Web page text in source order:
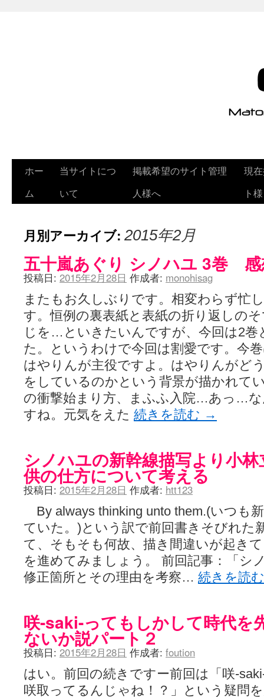
ホー
ム
当サイトにつ
いて
掲載希望のサイト管理
人様へ
現
ト様
月別アーカイブ: 2015年2月
五十嵐あぐり シノハユ 3巻
投稿日: 2015年2月28日 作成者: monohisag
またもお久しぶりです。相変わらず忙
す。恒例の裏表紙と表紙の折り返しの
じを…といきたいんですが、今回は2巻
た。というわけで今回は割愛です。今
はやりんが主役ですよ。はやりんがど
をしているのかという背景が描かれて
の衝撃始まり方、まふふ入院…あっ…
すね。元気をえた 続きを読む →
シノハユの新幹線描写より小
供の仕方について考える
投稿日: 2015年2月28日 作成者: htt123
By always thinking unto them.(いつも
ていた。)という訳で前回書きそびれた
て、そもそも何故、描き間違いが起き
を進めてみましょう。 前回記事：「シ
修正箇所とその理由を考察… 続きを読
咲-saki-ってもしかして時代を
ないか説パート２
投稿日: 2015年2月28日 作成者: foution
はい。前回の続きですー前回は「咲-
咲取ってるんじゃね！？」という疑問